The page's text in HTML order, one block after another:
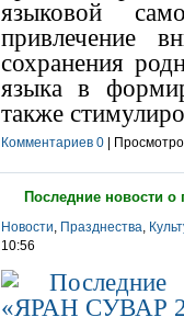
языковой
привлечение
сохранения
языка в
также
Комментариев 0 |
Последние новости о
Новости, Празднества,
10:56